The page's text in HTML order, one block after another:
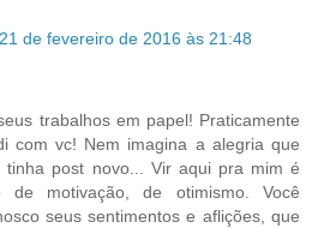
21 de fevereiro de 2016 às 21:48
trabalhos em papel! Praticamente
com vc! Nem imagina a alegria que
tinha post novo... Vir aqui pra mim é
de motivação, de otimismo. Você
seus sentimentos e aflições, que